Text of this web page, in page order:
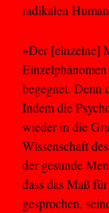
radikalen
»Der [einzelne]
begegnet. Denn
Indem die
wieder in die
Wissenschaft
der gesunde
dass das Maß
gesprochen,